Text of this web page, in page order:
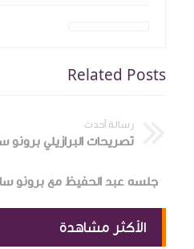
Related Posts
رسالة أحدث
الأكثر مشاهدة